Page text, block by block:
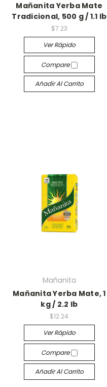
Mañanita Yerba Mate
Tradicional, 500 g / 1.1 lb
$7.23
Ver Rápido
Compare
Añadir Al Carrito
Mañanita
Mañanita Yerba Mate, 1
kg / 2.2 lb
$12.24
Ver Rápido
Compare
Añadir Al Carrito